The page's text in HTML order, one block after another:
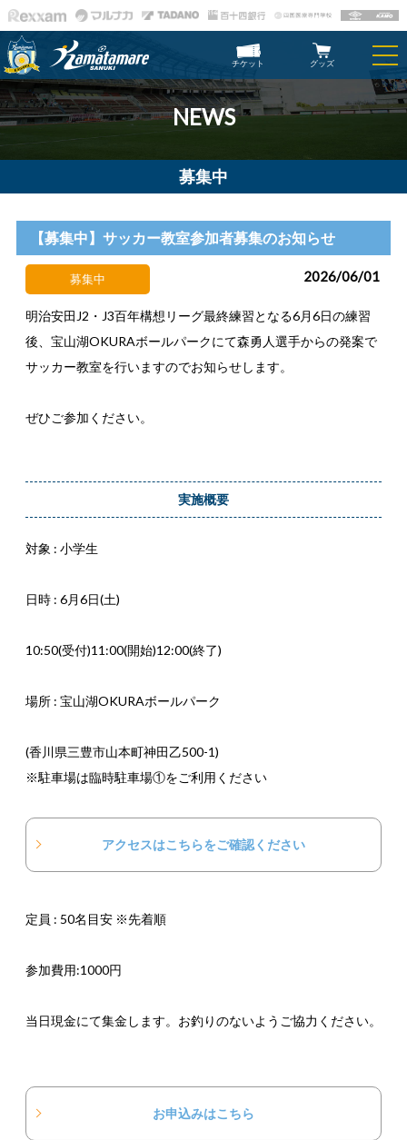
チケット グッズ
NEWS
募集中
【募集中】サッカー教室参加者募集のお知らせ
募集中 2026/06/01
明治安田J2・J3百年構想リーグ最終練習となる6月6日の練習
後、宝山湖OKURAボールパークにて森勇人選手からの発案で
サッカー教室を行いますのでお知らせします。
ぜひご参加ください。
実施概要
対象 : 小学生
日時 : 6月6日(土)
10:50(受付)11:00(開始)12:00(終了)
場所 : 宝山湖OKURAボールパーク
(香川県三豊市山本町神田乙500-1)
※駐車場は臨時駐車場①をご利用ください
アクセスはこちらをご確認ください
定員 : 50名目安 ※先着順
参加費用:1000円
当日現金にて集金します。お釣りのないようご協力ください。
お申込みはこちら